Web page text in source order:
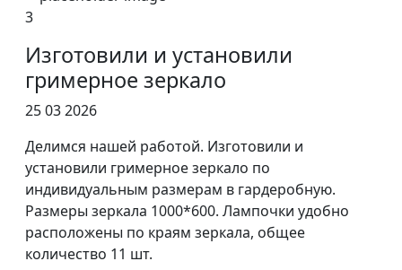
3
Изготовили и установили
гримерное зеркало
25 03 2026
Делимся нашей работой. Изготовили и
установили гримерное зеркало по
индивидуальным размерам в гардеробную.
Размеры зеркала 1000*600. Лампочки удобно
расположены по краям зеркала, общее
количество 11 шт.